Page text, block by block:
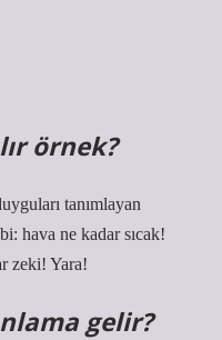
örnek?
tanımlayan
hava ne kadar sıcak!
zeki! Yara!
gelir?